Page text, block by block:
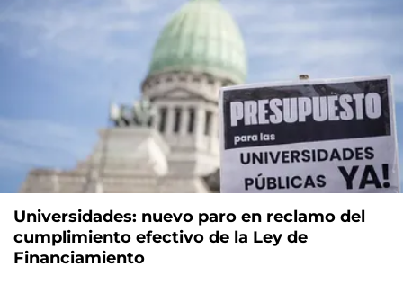
Universidades: nuevo paro en reclamo del
cumplimiento efectivo de la Ley de
Financiamiento